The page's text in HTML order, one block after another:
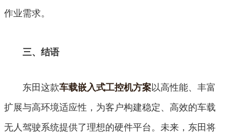
作业需求。
三、结语
东田这款车载嵌入式工控机方案以高性能、丰富
扩展与高环境适应性，为客户构建稳定、高效的车载
无人驾驶系统提供了理想的硬件平台。未来，东田将